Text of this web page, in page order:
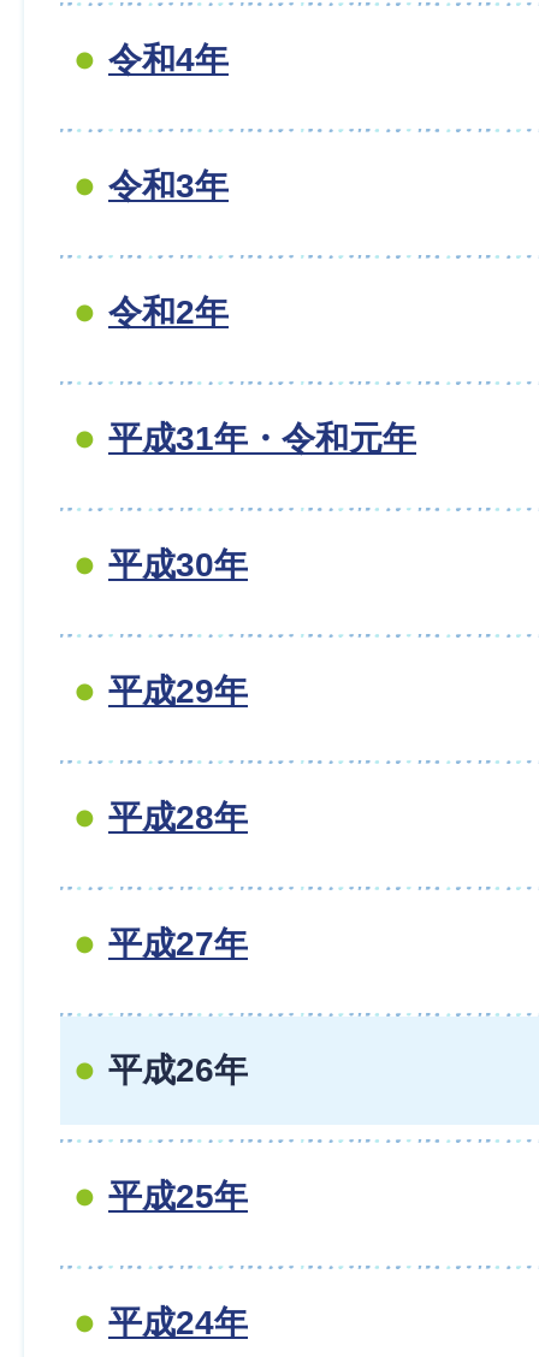
令和4年
令和3年
令和2年
平成31年・令和元年
平成30年
平成29年
平成28年
平成27年
平成26年
平成25年
平成24年